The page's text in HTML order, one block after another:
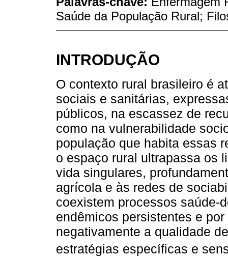
Saúde da População Rural;
INTRODUÇÃO
O contexto rural brasileiro é
sociais e sanitárias,
públicos, na escassez de
como na vulnerabilidade
população que habita essas
o espaço rural ultrapassa os
vida singulares,
agrícola e às redes de
coexistem processos saúde-
endêmicos persistentes e
negativamente a qualidade
estratégias específicas e